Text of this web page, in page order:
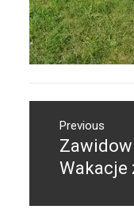
wpisuPrevious
Previous
post:
Wakacje